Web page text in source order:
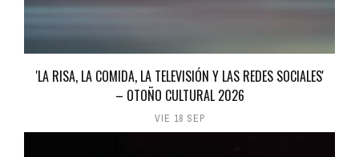
'LA RISA, LA COMIDA, LA TELEVISIÓN Y LAS REDES SOCIALES'
– OTOÑO CULTURAL 2026
VIE 18 SEP